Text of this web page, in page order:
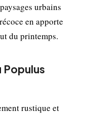
urbains
en apporte
du printemps.
rustique et